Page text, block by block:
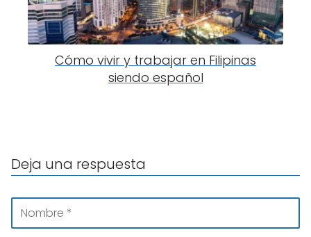
Cómo vivir y trabajar en Filipinas
siendo español
Deja una respuesta